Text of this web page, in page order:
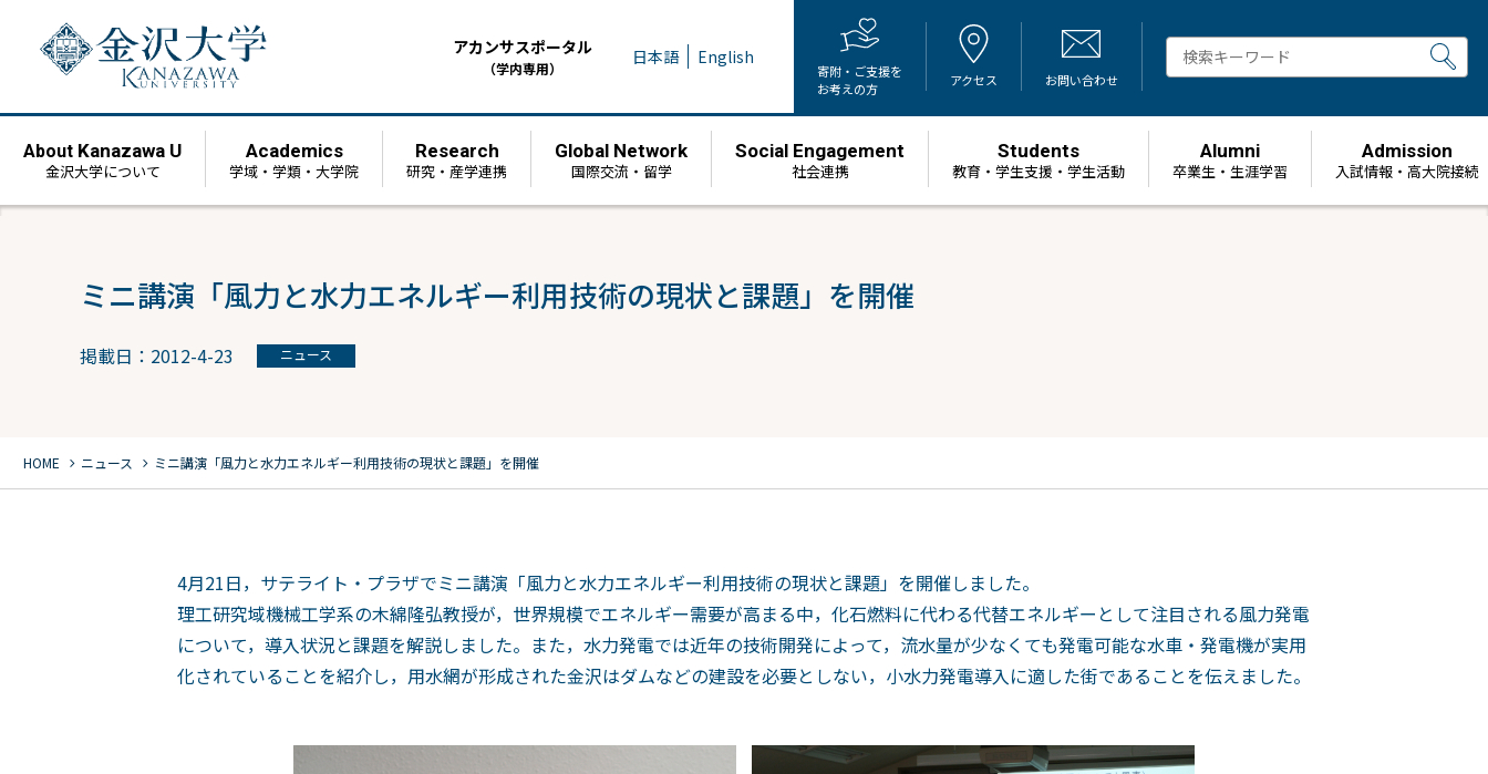
アカンサスポータル
（学内専用） 日本語 English
寄附・ご支援を
お考えの方
アクセス お問い合わせ
About Kanazawa U
金沢大学について
Academics
学域・学類・大学院
Research
研究・産学連携
Global Network
国際交流・留学
Social Engagement
社会連携
Students
教育・学生支援・学生活動
Alumni
卒業生・生涯学習
Admission
⼊試情報・高大院接続
ミニ講演「風力と水力エネルギー利用技術の現状と課題」を開催
掲載日：2012-4-23 ニュース
HOME chevron_right ニュース chevron_right ミニ講演「風力と水力エネルギー利用技術の現状と課題」を開催
4月21日，サテライト・プラザでミニ講演「風力と水力エネルギー利用技術の現状と課題」を開催しました。
理工研究域機械工学系の木綿隆弘教授が，世界規模でエネルギー需要が高まる中，化石燃料に代わる代替エネルギーとして注目される風力発電
について，導入状況と課題を解説しました。また，水力発電では近年の技術開発によって，流水量が少なくても発電可能な水車・発電機が実用
化されていることを紹介し，用水網が形成された金沢はダムなどの建設を必要としない，小水力発電導入に適した街であることを伝えました。